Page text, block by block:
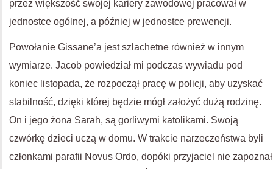
przez większość swojej kariery zawodowej pracował w
jednostce ogólnej, a później w jednostce prewencji.
Powołanie Gissane’a jest szlachetne również w innym
wymiarze. Jacob powiedział mi podczas wywiadu pod
koniec listopada, że rozpoczął pracę w policji, aby uzyskać
stabilność, dzięki której będzie mógł założyć dużą rodzinę.
On i jego żona Sarah, są gorliwymi katolikami. Swoją
czwórkę dzieci uczą w domu. W trakcie narzeczeństwa byli
członkami parafii Novus Ordo, dopóki przyjaciel nie zapoznał